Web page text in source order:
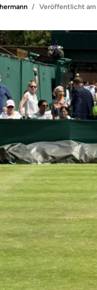
/ Veröffentlicht am